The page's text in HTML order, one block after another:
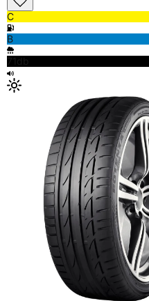
C
B
71db